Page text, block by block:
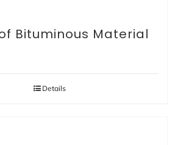
Bituminous Material
Details